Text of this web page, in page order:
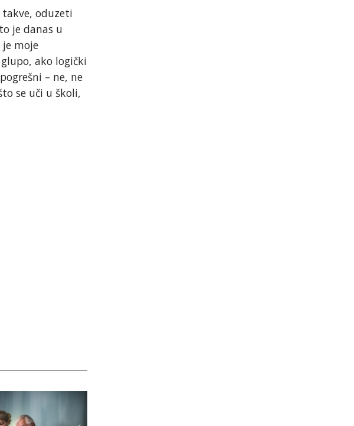
oduzeti
je danas u
moje
ako logički
– ne, ne
se uči u školi,